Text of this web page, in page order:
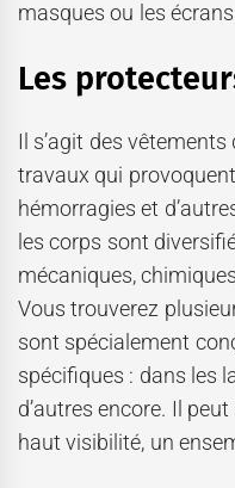
masques ou les
Les
Il s’agit des
travaux qui
hémorragies et
les corps sont
mécaniques,
Vous trouverez
sont spécialement
spécifiques : dans les
d’autres encore. Il peut
haut visibilité, un